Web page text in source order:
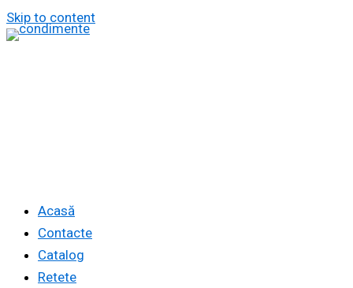
Skip to content
Acasă
Contacte
Catalog
Retete